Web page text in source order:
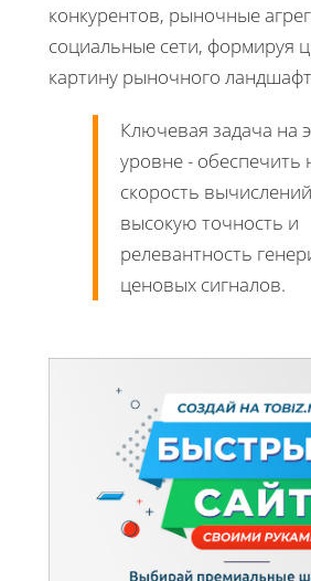
конкурентов, рыночные
социальные сети, формируя
картину рыночного
Ключевая задача на
уровне - обеспечить
скорость
высокую точность и
релевантность
ценовых сигналов.